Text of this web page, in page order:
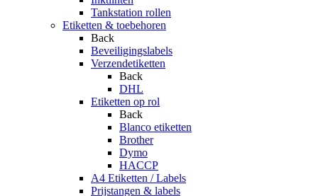
Tankstation rollen
Etiketten & toebehoren
Back
Beveiligingslabels
Verzendetiketten
Back
DHL
Etiketten op rol
Back
Blanco etiketten
Brother
Dymo
HACCP
A4 Etiketten / Labels
Prijstangen & labels